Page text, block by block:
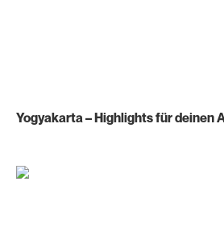
Yogyakarta – Highlights für deinen